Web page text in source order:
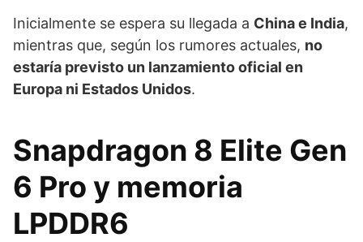
Inicialmente se espera su llegada a China e India,
mientras que, según los rumores actuales, no
estaría previsto un lanzamiento oficial en
Europa ni Estados Unidos.
Snapdragon 8 Elite Gen
6 Pro y memoria
LPDDR6